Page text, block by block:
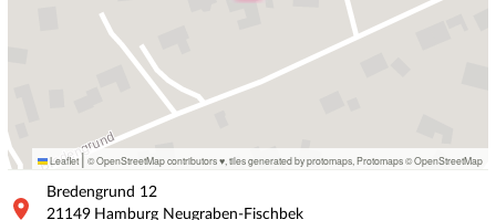
Leaflet | © OpenStreetMap contributors ♥, tiles generated by protomaps Protomaps©OpenStreetMap
Bredengrund 12
21149 Hamburg Neugraben-Fischbek